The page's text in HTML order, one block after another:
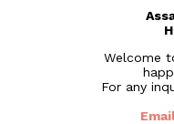
Welcome
For any